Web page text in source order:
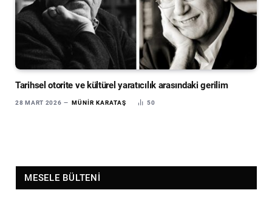
Tarihsel otorite ve kültürel yaratıcılık arasındaki gerilim
28 MART 2026 MÜNIR KARATAŞ 50
MESELE BÜLTENI